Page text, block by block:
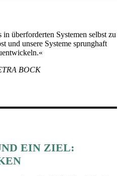
überforderten Systemen selbst zu
und unsere Systeme sprunghaft
BOCK
EIN ZIEL: